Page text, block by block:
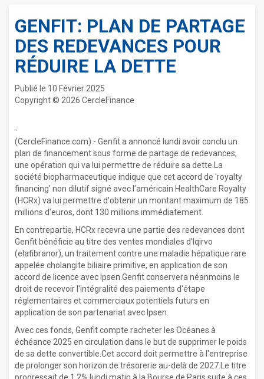
GENFIT: PLAN DE PARTAGE
DES REDEVANCES POUR
RÉDUIRE LA DETTE
Publié le 10 Février 2025
Copyright © 2026 CercleFinance
-
(CercleFinance.com) - Genfit a annoncé lundi avoir conclu un
plan de financement sous forme de partage de redevances,
une opération qui va lui permettre de réduire sa dette.La
société biopharmaceutique indique que cet accord de 'royalty
financing' non dilutif signé avec l'américain HealthCare Royalty
(HCRx) va lui permettre d'obtenir un montant maximum de 185
millions d'euros, dont 130 millions immédiatement.
En contrepartie, HCRx recevra une partie des redevances dont
Genfit bénéficie au titre des ventes mondiales d'Iqirvo
(elafibranor), un traitement contre une maladie hépatique rare
appelée cholangite biliaire primitive, en application de son
accord de licence avec Ipsen.Genfit conservera néanmoins le
droit de recevoir l'intégralité des paiements d'étape
réglementaires et commerciaux potentiels futurs en
application de son partenariat avec Ipsen.
Avec ces fonds, Genfit compte racheter les Océanes à
échéance 2025 en circulation dans le but de supprimer le poids
de sa dette convertible.Cet accord doit permettre à l'entreprise
de prolonger son horizon de trésorerie au-delà de 2027.Le titre